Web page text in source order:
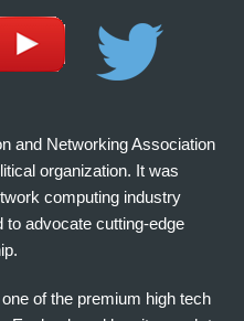
and Networking Association
organization. It was
computing industry
to advocate cutting-edge
of the premium high tech